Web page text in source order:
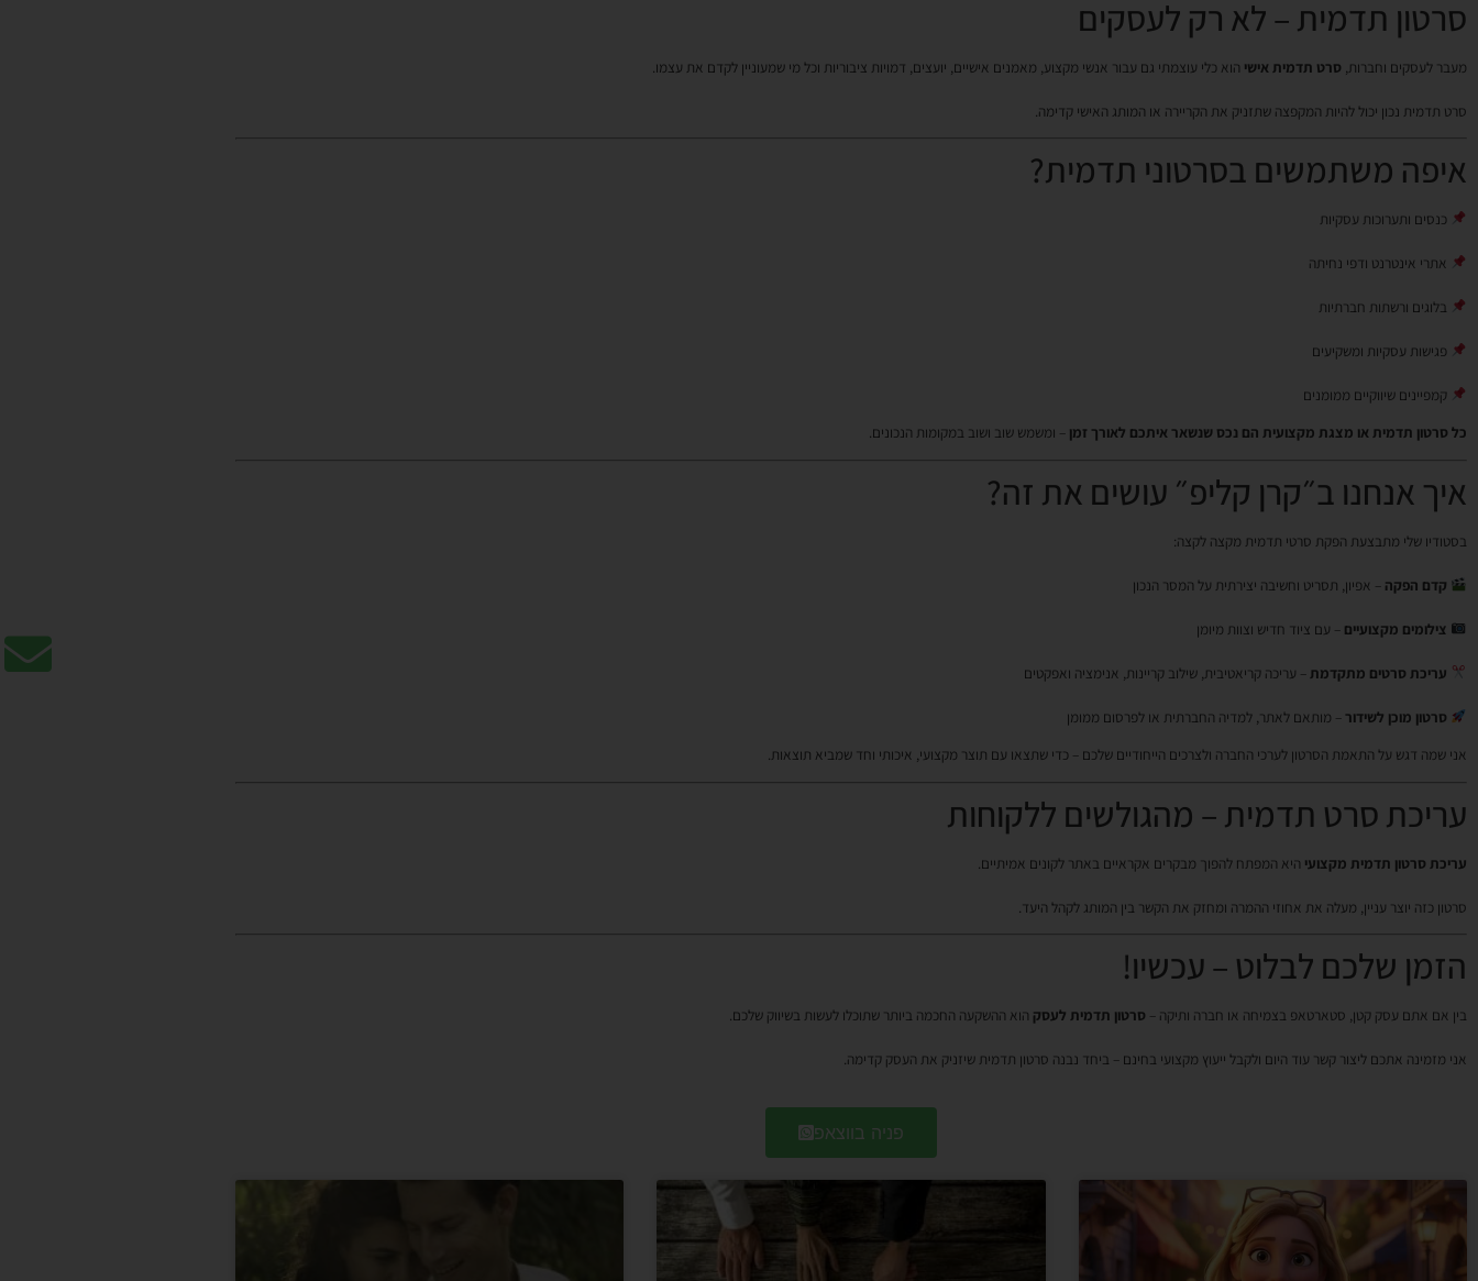
סרטון תדמית – לא רק לעסקים
מעבר לעסקים וחברות, סרט תדמית אישי הוא כלי עוצמתי גם עבור אנשי מקצוע, מאמנים אישיים, יועצים, דמויות ציבוריות וכל מי שמעוניין לקדם את עצמו.
סרט תדמית נכון יכול להיות המקפצה שתזניק את הקריירה או המותג האישי קדימה.
איפה משתמשים בסרטוני תדמית?
כנסים ותערוכות עסקיות
אתרי אינטרנט ודפי נחיתה
בלוגים ורשתות חברתיות
פגישות עסקיות ומשקיעים
קמפיינים שיווקיים ממומנים
כל סרטון תדמית או מצגת מקצועית הם נכס שנשאר איתכם לאורך זמן – ומשמש שוב ושוב במקומות הנכונים.
איך אנחנו ב״קרן קליפ״ עושים את זה?
בסטודיו שלי מתבצעת הפקת סרטי תדמית מקצה לקצה:
קדם הפקה – אפיון, תסריט וחשיבה יצירתית על המסר הנכון
צילומים מקצועיים – עם ציוד חדיש וצוות מיומן
עריכת סרטים מתקדמת– עריכה קריאטיבית, שילוב קריינות, אנימציה ואפקטים
סרטון מוכן לשידור – מותאם לאתר, למדיה החברתית או לפרסום ממומן
אני שמה דגש על התאמת הסרטון לערכי החברה ולצרכים הייחודיים שלכם – כדי שתצאו עם תוצר מקצועי, איכותי וחד שמביא תוצאות.
עריכת סרט תדמית – מהגולשים ללקוחות
עריכת סרטון תדמית מקצועי היא המפתח להפוך מבקרים אקראיים באתר לקונים אמיתיים.
סרטון כזה יוצר עניין, מעלה את אחוזי ההמרה ומחזק את הקשר בין המותג לקהל היעד.
הזמן שלכם לבלוט – עכשיו!
בין אם אתם עסק קטן, סטארטאפ בצמיחה או חברה ותיקה – סרטון תדמית לעסק הוא ההשקעה החכמה ביותר שתוכלו לעשות בשיווק שלכם.
אני מזמינה אתכם ליצור קשר עוד היום ולקבל ייעוץ מקצועי בחינם – ביחד נבנה סרטון תדמית שיזניק את העסק קדימה.
פניה בווצאפ